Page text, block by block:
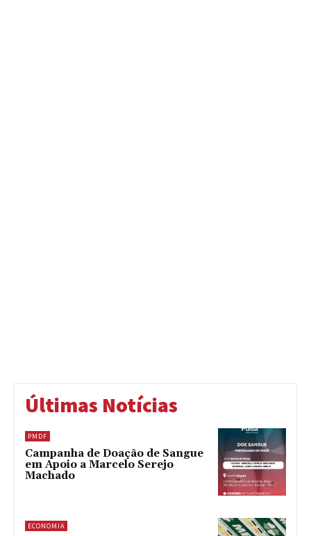
Últimas Notícias
PMDF
Campanha de Doação de Sangue
em Apoio a Marcelo Serejo
Machado
ECONOMIA